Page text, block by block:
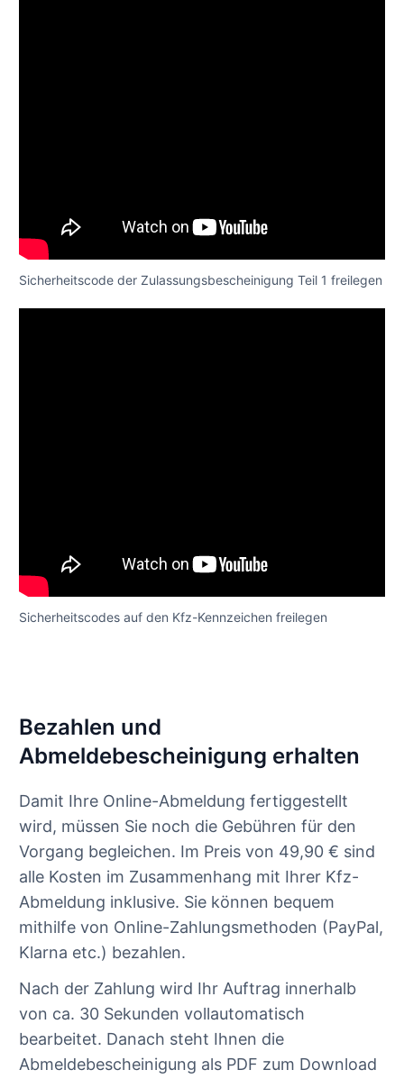
Sicherheitscode der Zulassungsbescheinigung Teil 1 freilegen
Sicherheitscodes auf den Kfz-Kennzeichen freilegen
Bezahlen und
Abmeldebescheinigung erhalten
Damit Ihre Online-Abmeldung fertiggestellt
wird, müssen Sie noch die Gebühren für den
Vorgang begleichen. Im Preis von 49,90 € sind
alle Kosten im Zusammenhang mit Ihrer Kfz-
Abmeldung inklusive. Sie können bequem
mithilfe von Online-Zahlungsmethoden (PayPal,
Klarna etc.) bezahlen.
Nach der Zahlung wird Ihr Auftrag innerhalb
von ca. 30 Sekunden vollautomatisch
bearbeitet. Danach steht Ihnen die
Abmeldebescheinigung als PDF zum Download